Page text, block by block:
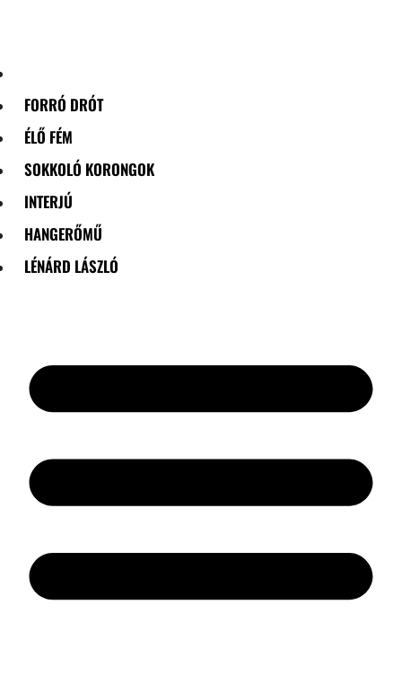
FORRÓ DRÓT
ÉLŐ FÉM
SOKKOLÓ KORONGOK
INTERJÚ
HANGERŐMŰ
LÉNÁRD LÁSZLÓ